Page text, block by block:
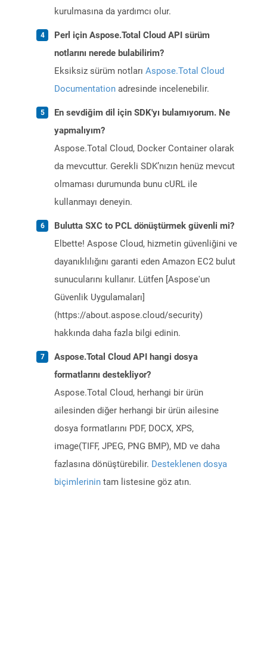
kurulmasına da yardımcı olur.
Perl için Aspose.Total Cloud API sürüm
notlarını nerede bulabilirim?
Eksiksiz sürüm notları Aspose.Total Cloud
Documentation adresinde incelenebilir.
En sevdiğim dil için SDK'yı bulamıyorum. Ne
yapmalıyım?
Aspose.Total Cloud, Docker Container olarak
da mevcuttur. Gerekli SDK’nızın henüz mevcut
olmaması durumunda bunu cURL ile
kullanmayı deneyin.
Bulutta SXC to PCL dönüştürmek güvenli mi?
Elbette! Aspose Cloud, hizmetin güvenliğini ve
dayanıklılığını garanti eden Amazon EC2 bulut
sunucularını kullanır. Lütfen [Aspose'un
Güvenlik Uygulamaları]
(https://about.aspose.cloud/security)
hakkında daha fazla bilgi edinin.
Aspose.Total Cloud API hangi dosya
formatlarını destekliyor?
Aspose.Total Cloud, herhangi bir ürün
ailesinden diğer herhangi bir ürün ailesine
dosya formatlarını PDF, DOCX, XPS,
image(TIFF, JPEG, PNG BMP), MD ve daha
fazlasına dönüştürebilir. Desteklenen dosya
biçimlerinin tam listesine göz atın.